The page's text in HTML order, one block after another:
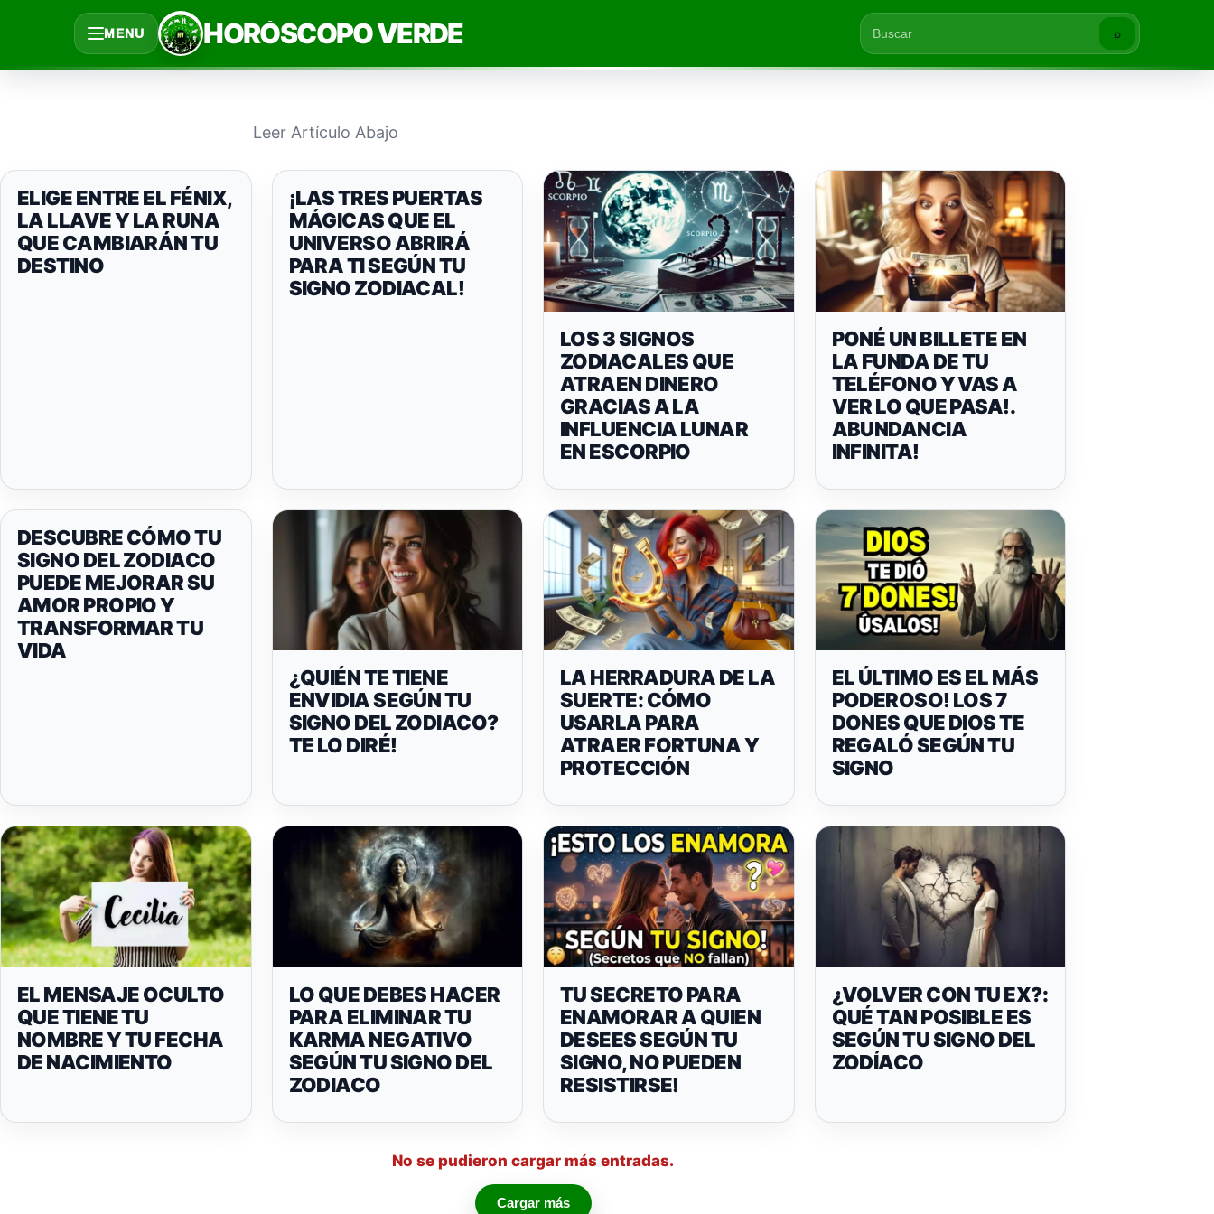
contenido
MENU HORÓSCOPO VERDE ⌕
Leer Artículo Abajo
ELIGE ENTRE EL FÉNIX,
LA LLAVE Y LA RUNA
QUE CAMBIARÁN TU
DESTINO
¡LAS TRES PUERTAS
MÁGICAS QUE EL
UNIVERSO ABRIRÁ
PARA TI SEGÚN TU
SIGNO ZODIACAL!
LOS 3 SIGNOS
ZODIACALES QUE
ATRAEN DINERO
GRACIAS A LA
INFLUENCIA LUNAR
EN ESCORPIO
PONÉ UN BILLETE EN
LA FUNDA DE TU
TELÉFONO Y VAS A
VER LO QUE PASA!.
ABUNDANCIA
INFINITA!
DESCUBRE CÓMO TU
SIGNO DEL ZODIACO
PUEDE MEJORAR SU
AMOR PROPIO Y
TRANSFORMAR TU
VIDA
¿QUIÉN TE TIENE
ENVIDIA SEGÚN TU
SIGNO DEL ZODIACO?
TE LO DIRÉ!
LA HERRADURA DE LA
SUERTE: CÓMO
USARLA PARA
ATRAER FORTUNA Y
PROTECCIÓN
EL ÚLTIMO ES EL MÁS
PODEROSO! LOS 7
DONES QUE DIOS TE
REGALÓ SEGÚN TU
SIGNO
EL MENSAJE OCULTO
QUE TIENE TU
NOMBRE Y TU FECHA
DE NACIMIENTO
LO QUE DEBES HACER
PARA ELIMINAR TU
KARMA NEGATIVO
SEGÚN TU SIGNO DEL
ZODIACO
TU SECRETO PARA
ENAMORAR A QUIEN
DESEES SEGÚN TU
SIGNO, NO PUEDEN
RESISTIRSE!
¿VOLVER CON TU EX?:
QUÉ TAN POSIBLE ES
SEGÚN TU SIGNO DEL
ZODÍACO
No se pudieron cargar más entradas.
Cargar más